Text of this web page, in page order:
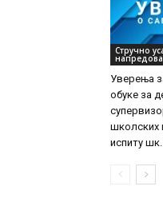
Стручно
Уверења
обуке за
школских
испиту